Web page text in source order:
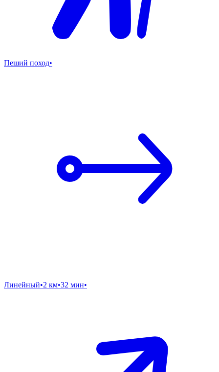
Пеший поход•
Линейный•2 км•32 мин•